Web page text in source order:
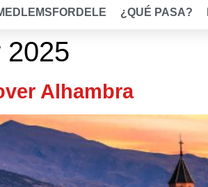
¿QUÉ PASA?
2025
Alhambra